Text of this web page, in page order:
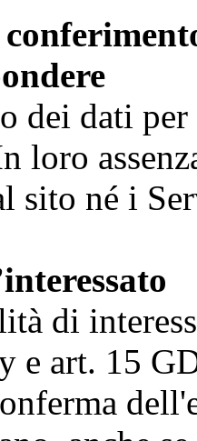
dei dati
loro
sito né i
di
e art. 15